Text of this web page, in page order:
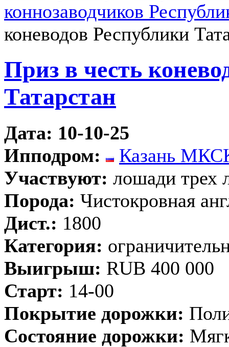
коннозаводчиков
коневодов Республики
Приз в честь
Татарстан
Дата: 10-10-25
Ипподром:
Казань
Участвуют: лошади трех
Порода: Чистокровная
Дист.: 1800
Категория:
Выигрыш: RUB 400 000
Старт: 14-00
Покрытие дорожки:
Состояние дорожки: